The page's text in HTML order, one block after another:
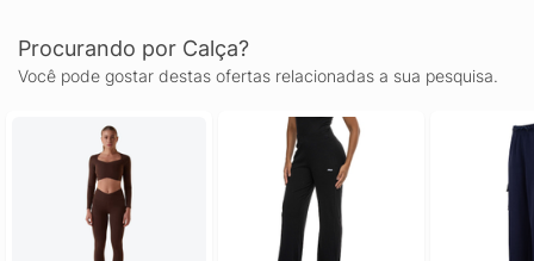
Procurando por Calça?
Você pode gostar destas ofertas relacionadas a sua pesquisa.